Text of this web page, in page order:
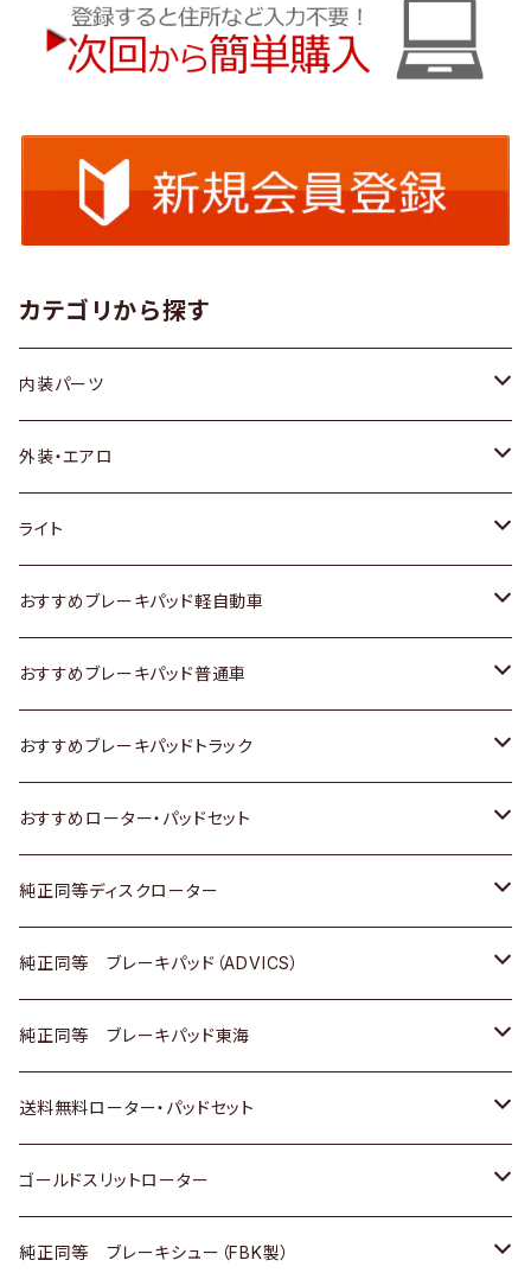
カテゴリから探す
内装パーツ
トヨタ
ホンダ
スズキ
日産
いすゞ
ダイハツ
マツダ
三菱
スバル
日野
三菱ふそう
ＢＭＷ
外装・エアロ
トヨタ
ホンダ
スズキ
日産
いすゞ
ダイハツ
マツダ
三菱
日野
三菱ふそう
ライト
トヨタ
スズキ
日産
いすゞ
ダイハツ
三菱
日野
三菱ふそう
その他
おすすめブレーキパッド軽自動車
トヨタ
ホンダ
スズキ
日産
ダイハツ
マツダ
三菱
スバル
おすすめブレーキパッド普通車
トヨタ
ホンダ
スズキ
日産
いすゞ
ダイハツ
マツダ
三菱
おすすめブレーキパッドトラック
トヨタ
日産
いすゞ
ダイハツ
マツダ
三菱
おすすめローター・パッドセット
トヨタ
ホンダ
スズキ
日産
ダイハツ
マツダ
純正同等ディスクローター
トヨタ
ホンダ
スズキ
日産
いすゞ
純正同等 ブレーキパッド（ADVICS）
トヨタ
ホンダ
スズキ
日産
純正同等 ブレーキパッド東海
トヨタ
ホンダ
日産
送料無料ローター・パッドセット
トヨタ
ホンダ
ゴールドスリットローター
トヨタ
純正同等 ブレーキシュー（FBK製）